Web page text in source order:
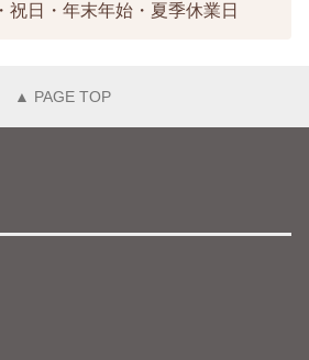
祝日・年末年始・夏季休業日
▲ PAGE TOP